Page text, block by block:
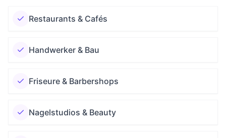
Restaurants & Cafés
Handwerker & Bau
Friseure & Barbershops
Nagelstudios & Beauty